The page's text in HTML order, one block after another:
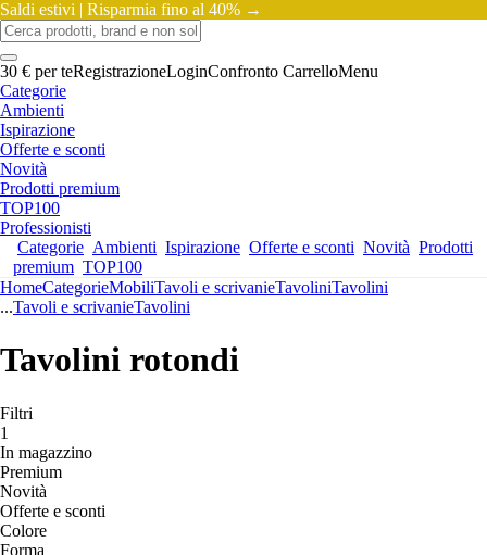
Saldi estivi | Risparmia fino al 40% →
30 € per teRegistrazioneLoginConfronto CarrelloMenu
Categorie
Ambienti
Ispirazione
Offerte e sconti
Novità
Prodotti premium
TOP100
Professionisti
Categorie Ambienti Ispirazione Offerte e sconti Novità Prodotti
premium TOP100
HomeCategorieMobiliTavoli e scrivanieTavoliniTavolini
...Tavoli e scrivanieTavolini
Tavolini rotondi
Filtri
1
In magazzino
Premium
Novità
Offerte e sconti
Colore
Forma